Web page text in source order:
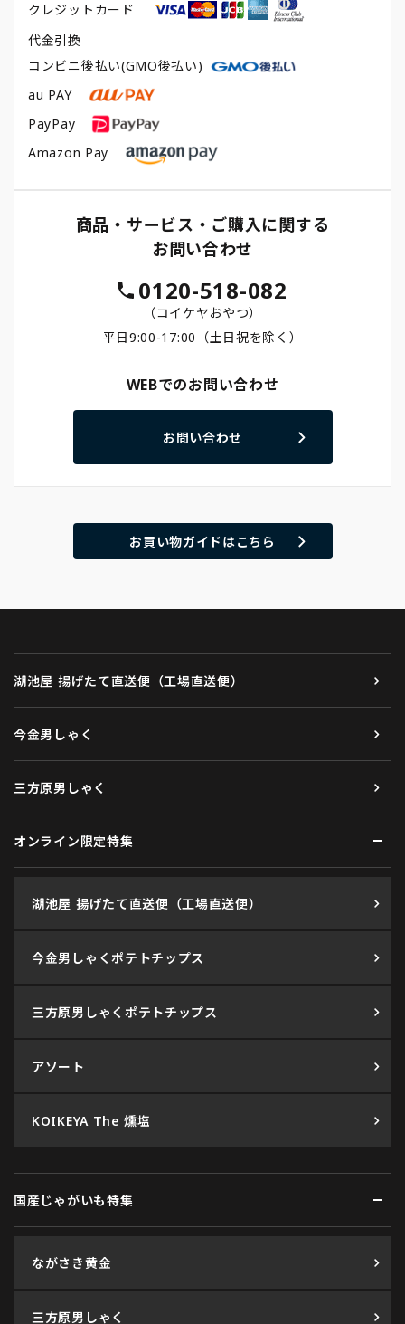
クレジットカード
代金引換
コンビニ後払い(GMO後払い)
au PAY
PayPay
Amazon Pay
商品・サービス・ご購入に関する
お問い合わせ
0120-518-082
（コイケヤおやつ）
平日9:00-17:00（土日祝を除く）
WEBでのお問い合わせ
お問い合わせ
お買い物ガイドはこちら
湖池屋 揚げたて直送便（工場直送便）
今金男しゃく
三方原男しゃく
オンライン限定特集
湖池屋 揚げたて直送便（工場直送便）
今金男しゃくポテトチップス
三方原男しゃくポテトチップス
アソート
KOIKEYA The 燻塩
国産じゃがいも特集
ながさき黄金
三方原男しゃく